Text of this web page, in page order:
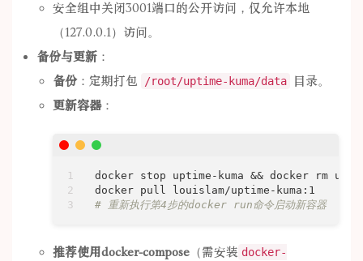
安全组中关闭3001端口的公开访问，仅允许本地
（127.0.0.1）访问。
备份与更新 ：
备份：定期打包 /root/uptime-kuma/data
目录。
更新容器：
docker stop uptime-kuma && docker rm
docker pull louislam/uptime-
# 重新执行第4步的docker run命令启动新容器
推荐使用docker-compose （需安装 docker-